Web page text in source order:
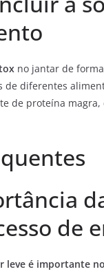
no jantar de
de diferentes
de proteína
de
leve é importante